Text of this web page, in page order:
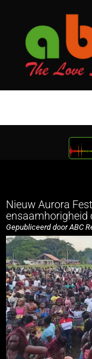
Nieuw Aurora
ensaamhorigheid
Gepubliceerd door ABC